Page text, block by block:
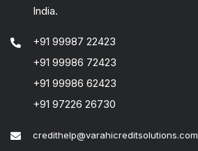
India.
+91 99987 22423
+91 99986 72423
+91 99986 62423
+91 97226 26730
credithelp@varahicreditsolutions.com